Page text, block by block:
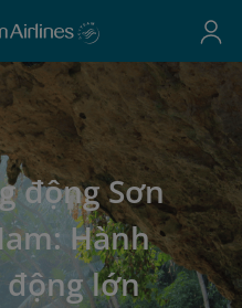
động Sơn
Hành
lớn